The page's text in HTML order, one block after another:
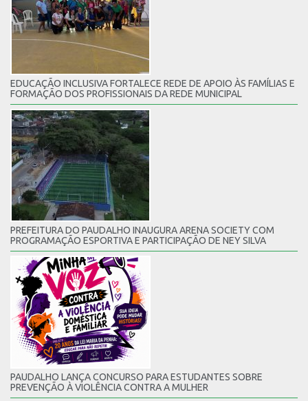
EDUCAÇÃO INCLUSIVA FORTALECE REDE DE APOIO ÀS FAMÍLIAS E
FORMAÇÃO DOS PROFISSIONAIS DA REDE MUNICIPAL
PREFEITURA DO PAUDALHO INAUGURA ARENA SOCIETY COM
PROGRAMAÇÃO ESPORTIVA E PARTICIPAÇÃO DE NEY SILVA
PAUDALHO LANÇA CONCURSO PARA ESTUDANTES SOBRE
PREVENÇÃO À VIOLÊNCIA CONTRA A MULHER